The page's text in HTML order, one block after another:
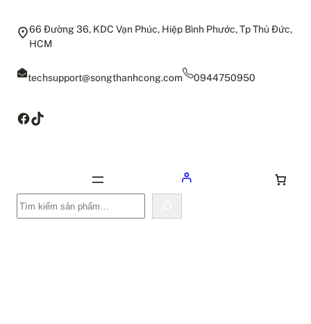
66 Đường 36, KDC Vạn Phúc, Hiệp Bình Phước, Tp Thủ Đức,
HCM
techsupport@songthanhcong.com 0944750950
Facebook
TikTok
Tìm
kiếm